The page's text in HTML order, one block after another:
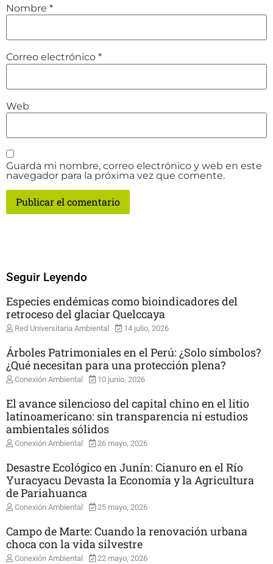
Nombre *
Correo electrónico *
Web
Guarda mi nombre, correo electrónico y web en este
navegador para la próxima vez que comente.
Seguir Leyendo
Especies endémicas como bioindicadores del
retroceso del glaciar Quelccaya
Red Universitaria Ambiental 14 julio, 2026
Árboles Patrimoniales en el Perú: ¿Solo símbolos?
¿Qué necesitan para una protección plena?
Conexión Ambiental 10 junio, 2026
El avance silencioso del capital chino en el litio
latinoamericano: sin transparencia ni estudios
ambientales sólidos
Conexión Ambiental 26 mayo, 2026
Desastre Ecológico en Junín: Cianuro en el Río
Yuracyacu Devasta la Economía y la Agricultura
de Pariahuanca
Conexión Ambiental 25 mayo, 2026
Campo de Marte: Cuando la renovación urbana
choca con la vida silvestre
Conexión Ambiental 22 mayo, 2026